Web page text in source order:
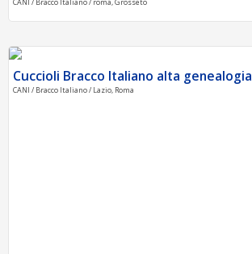
Cuccioli Bracco Italiano alta genealogia
CANI / Bracco Italiano / Lazio, Roma